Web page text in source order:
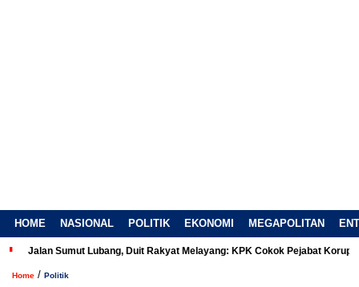
HOME NASIONAL POLITIK EKONOMI MEGAPOLITAN
Jalan Sumut Lubang, Duit Rakyat Melayang: KPK Cokok Pejabat Korup
Home / Politik